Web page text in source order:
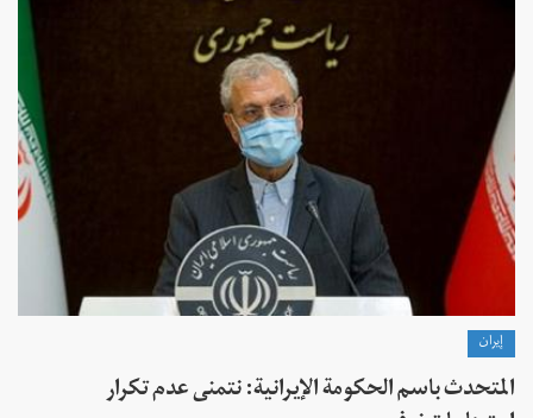
إيران
المتحدث باسم الحكومة الإيرانية: نتمنى عدم تكرار